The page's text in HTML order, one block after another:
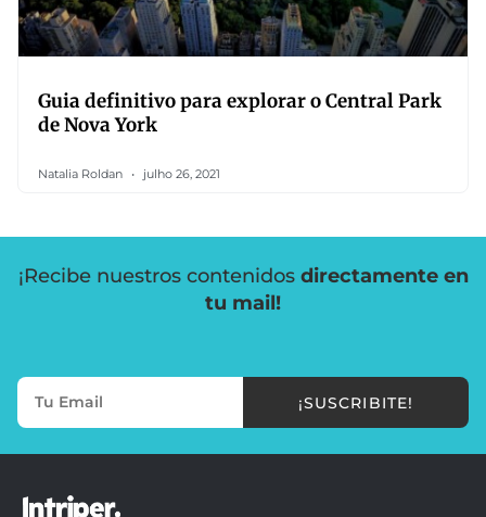
Guia definitivo para explorar o Central Park
de Nova York
Natalia Roldan julho 26, 2021
¡Recibe nuestros contenidos directamente en
tu mail!
¡SUSCRIBITE!